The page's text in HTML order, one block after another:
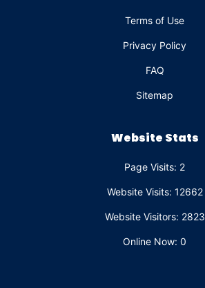
Terms of Use
Privacy Policy
FAQ
Sitemap
Website Stats
Page Visits: 2
Website Visits: 12662
Website Visitors: 2823
Online Now: 0